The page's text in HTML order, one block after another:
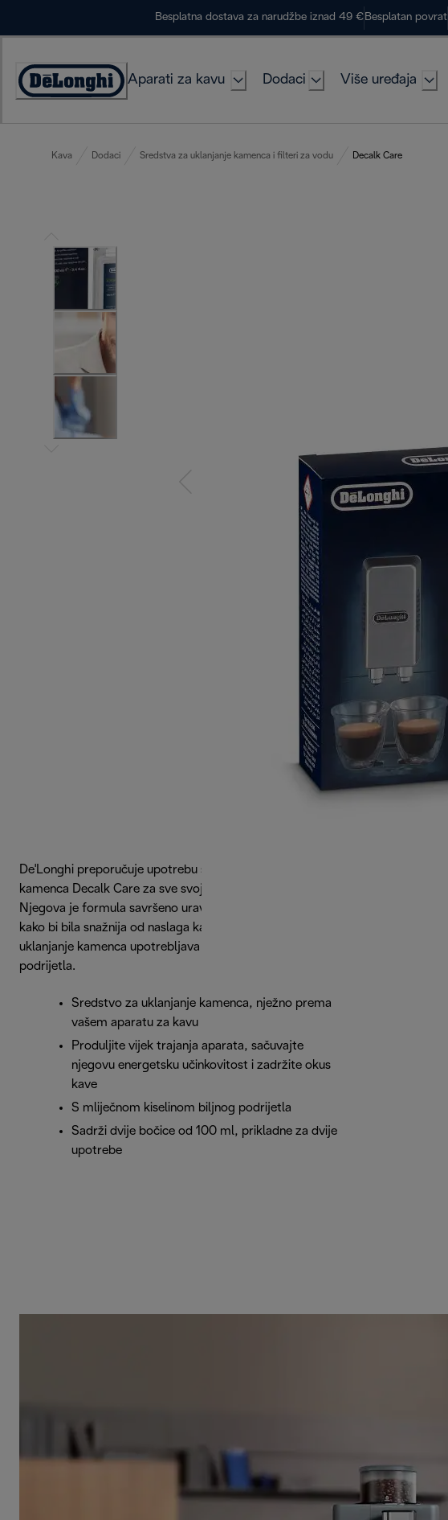
Besplatna dostava za narudžbe iznad 49 € Besplatan povrat
Accessibility
Aparati za kavu Dodaci Više uređaja
Kava Dodaci Sredstva za uklanjanje kamenca i filteri za vodu Decalk Care
De'Longhi preporučuje upotrebu sredstva za uklanjanje
kamenca Decalk Care za sve svoje aparate za kavu.
Njegova je formula savršeno uravnotežena, osmišljena
kako bi bila snažnija od naslaga kamenca. Ovo sredstvo za
uklanjanje kamenca upotrebljava mliječnu kiselinu biljnog
podrijetla.
Sredstvo za uklanjanje kamenca, nježno prema
vašem aparatu za kavu
Produljite vijek trajanja aparata, sačuvajte
njegovu energetsku učinkovitost i zadržite okus
kave
S mliječnom kiselinom biljnog podrijetla
Sadrži dvije bočice od 100 ml, prikladne za dvije
upotrebe